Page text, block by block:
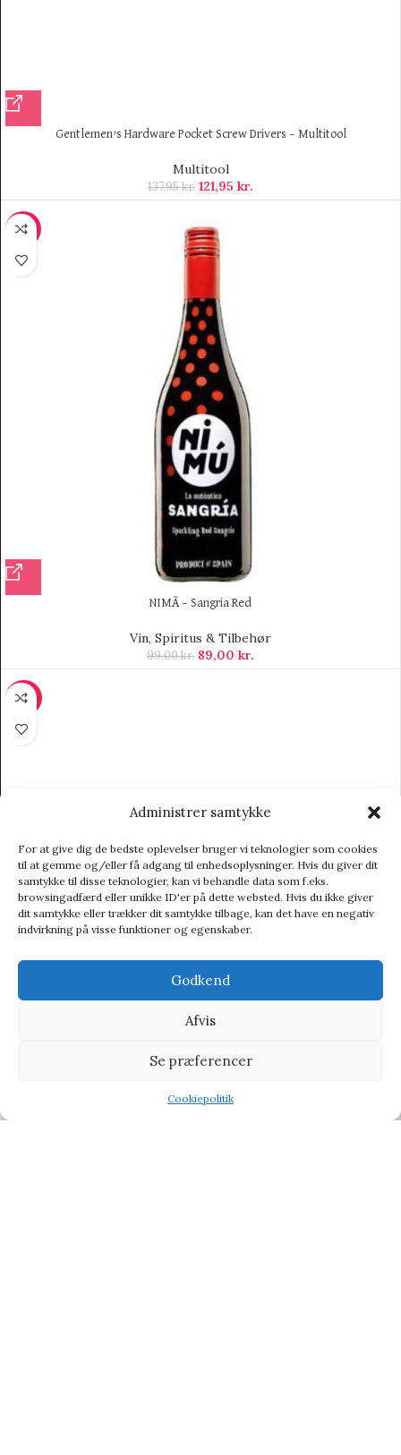
Administrer samtykke
For at give dig de bedste oplevelser bruger vi teknologier som cookies
til at gemme og/eller få adgang til enhedsoplysninger. Hvis du giver dit
samtykke til disse teknologier, kan vi behandle data som f.eks.
browsingadfærd eller unikke ID'er på dette websted. Hvis du ikke giver
dit samtykke eller trækker dit samtykke tilbage, kan det have en negativ
indvirkning på visse funktioner og egenskaber.
Godkend
Afvis
Se præferencer
Cookiepolitik
Gentlemen’s Hardware Pocket Screw Drivers – Multitool
Multitool
137,95kr. 121,95 kr.
-10%
NIMÃ – Sangria Red
Vin, Spiritus & Tilbehør
99,00kr. 89,00 kr.
-25%
Cathrineholm Stripes sort skål, 20 cm.
Brugskunst